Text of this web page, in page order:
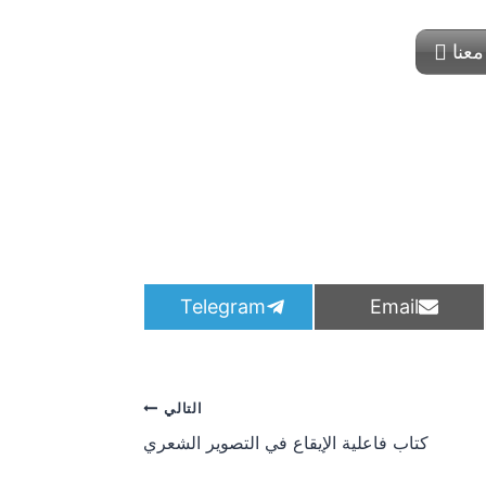
S
h
Email
S
h
Telegram
التالي
كتاب فاعلية الإيقاع في التصوير الشعري